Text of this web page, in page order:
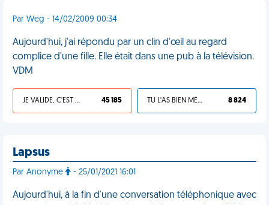
Par Weg - 14/02/2009 00:34
Aujourd'hui, j'ai répondu par un clin d'œil au regard
complice d'une fille. Elle était dans une pub à la télévision.
VDM
JE VALIDE, C'EST UNE VDM 45 185 TU L'AS BIEN MÉRITÉ 8 824
Lapsus
Par Anonyme - 25/01/2021 16:01
Aujourd'hui, à la fin d'une conversation téléphonique avec